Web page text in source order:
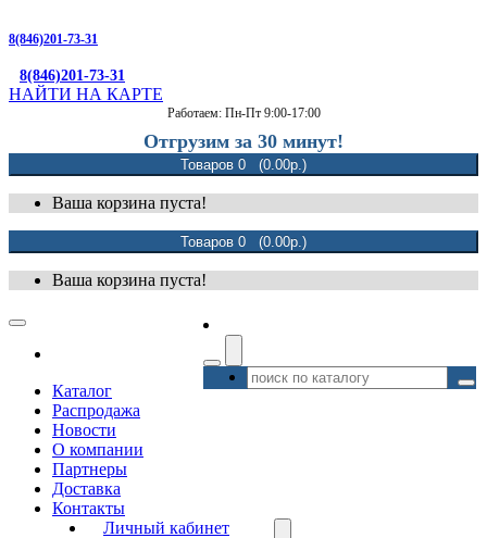
8(846)201-73-31
8(846)201-73-31
НАЙТИ НА КАРТЕ
Работаем: Пн-Пт 9:00-17:00
Отгрузим за 30 минут!
Товаров 0 (0.00р.)
Ваша корзина пуста!
Товаров 0 (0.00р.)
Ваша корзина пуста!
Каталог
Распродажа
Новости
О компании
Партнеры
Доставка
Контакты
Личный кабинет